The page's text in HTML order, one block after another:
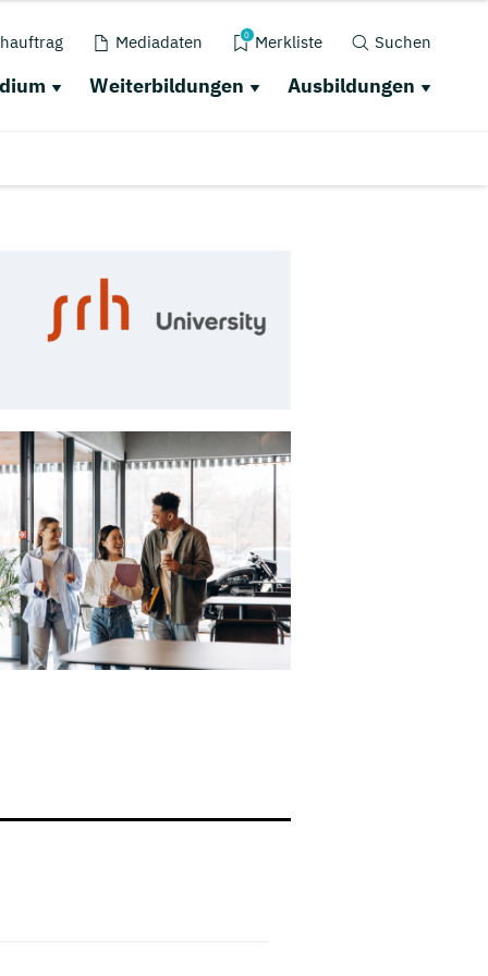
Mediadaten 0 Merkliste Suchen
Weiterbildungen Ausbildungen